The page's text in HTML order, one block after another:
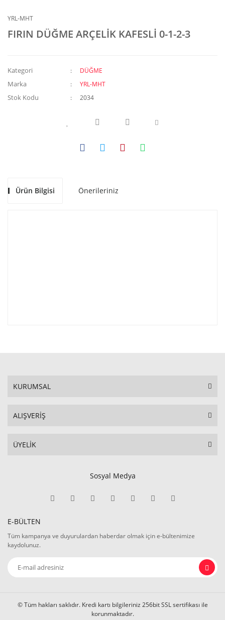
YRL-MHT
FIRIN DÜĞME ARÇELİK KAFESLİ 0-1-2-3
Kategori DÜĞME
Marka YRL-MHT
Stok Kodu 2034
Ürün Bilgisi Önerileriniz
KURUMSAL
ALIŞVERİŞ
ÜYELİK
Sosyal Medya
E-BÜLTEN
Tüm kampanya ve duyurulardan haberdar olmak için e-bültenimize
kaydolunuz.
© Tüm hakları saklıdır. Kredi kartı bilgileriniz 256bit SSL sertifikası ile
korunmaktadır.